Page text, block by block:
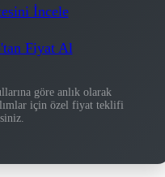
İncele
Fiyat Al
göre anlık olarak
için özel fiyat teklifi